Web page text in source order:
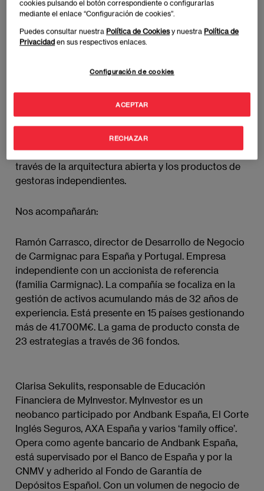
Publicado: 14/02/2023|Actualizado:
cambio de paradigma. Hace una década, el mercado
banca comercial tradicional, que se basa en un
modelo de sucursal física y la inversión en producto
propio. Sin embargo, el sistema ha ido
evolucionando hacia un modelo multicanal, en el que
se persigue la democratización de la inversión a
través de la arquitectura abierta y los productos de
gestoras independientes.
Nos acompañarán:
Ramón Carrasco, director de Desarrollo de Negocio
de Carmignac para España y Portugal. Empresa
independiente con un accionista de referencia
(familia Carmignac). La compañía se focaliza en la
gestión de activos acumulando más de 32 años de
experiencia. Está presente en 15 países gestionando
más de 41.700M€. La gama de producto consta de
23 estrategias a través de 36 fondos.
Clarisa Sekulits, responsable de Educación
Financiera de MyInvestor. MyInvestor es un
neobanco participado por Andbank España, El Corte
Inglés Seguros, AXA España y varios ‘family office’.
Opera como agente bancario de Andbank España,
está supervisado por el Banco de España y por la
CNMV y adherido al Fondo de Garantía de
Depósitos Español. Con un volumen de negocio de
cookies pulsando el botón correspondiente o configurarlas
mediante el enlace “Configuración de cookies”.
Puedes consultar nuestra Política de Cookiesy nuestra Política de
Privacidad en sus respectivos enlaces.
Configuración de cookies
RECHAZAR
ACEPTAR